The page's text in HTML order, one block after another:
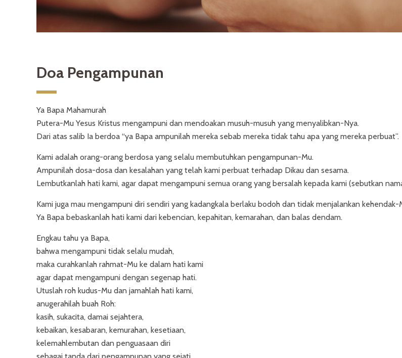
Doa Pengampunan
Ya Bapa Mahamurah
Putera-Mu Yesus Kristus mengampuni dan mendoakan musuh-musuh yang menyalibkan-Nya.
Dari atas salib Ia berdoa “ya Bapa ampunilah mereka sebab mereka tidak tahu apa yang mereka perbuat”.
Kami adalah orang-orang berdosa yang selalu membutuhkan pengampunan-Mu.
Ampunilah dosa-dosa dan kesalahan yang telah kami perbuat terhadap Dikau dan sesama.
Lembutkanlah hati kami, agar dapat mengampuni semua orang yang bersalah kepada kami (sebutkan
Kami juga mau mengampuni diri sendiri yang kadangkala berlaku bodoh dan tidak menjalankan kehendak-
Ya Bapa bebaskanlah hati kami dari kebencian, kepahitan, kemarahan, dan balas dendam.
Engkau tahu ya Bapa,
bahwa mengampuni tidak selalu mudah,
maka curahkanlah rahmat-Mu ke dalam hati kami
agar dapat mengampuni dengan segenap hati.
Utuslah roh kudus-Mu dan jamahlah hati kami,
anugerahilah buah Roh:
kasih, sukacita, damai sejahtera,
kebaikan, kesabaran, kemurahan, kesetiaan,
kelemahlembutan dan penguasaan diri